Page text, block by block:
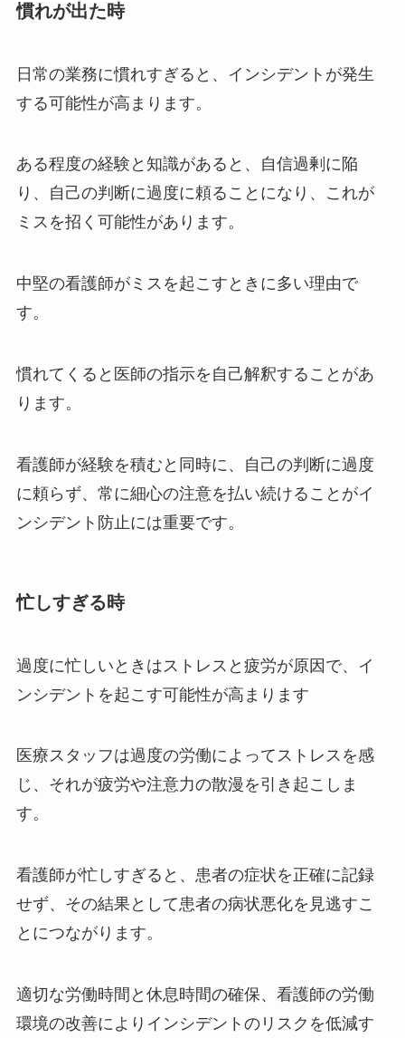
慣れが出た時
日常の業務に慣れすぎると、インシデントが発生
する可能性が高まります。
ある程度の経験と知識があると、 自信過剰 に陥
り、自己の判断に過度に頼ることになり、これが
ミスを招く可能性があります。
中堅の看護師がミスを起こすときに多い理由で
す。
慣れてくると医師の指示を自己解釈する ことがあ
ります。
看護師が経験を積むと同時に、自己の判断に過度
に頼らず、常に細心の注意を払い続けることがイ
ンシデント防止には重要です。
忙しすぎる時
過度に忙しいときはストレスと疲労が原因で、イ
ンシデントを起こす可能性が高まります
医療スタッフは過度の労働によってストレスを感
じ、それが疲労や注意力の散漫を引き起こしま
す。
看護師が忙しすぎると、患者の症状を正確に記録
せず、その結果として患者の病状悪化を見逃すこ
とにつながります。
適切な労働時間と休息時間の確保、看護師の労働
環境の改善によりインシデントのリスクを低減す